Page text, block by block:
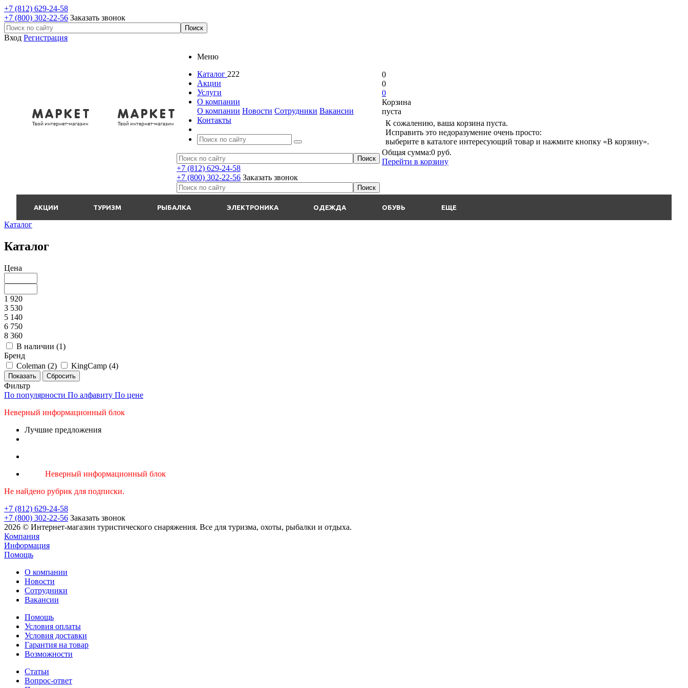
+7 (812) 629-24-58
+7 (800) 302-22-56 Заказать звонок
Вход Регистрация
Меню
Каталог 222
Акции
Услуги
О компании
О компании Новости Сотрудники Вакансии
Контакты
+7 (812) 629-24-58
+7 (800) 302-22-56 Заказать звонок
0
0
0
Корзина
пуста
К сожалению, ваша корзина пуста.
Исправить это недоразумение очень просто:
выберите в каталоге интересующий товар и нажмите кнопку «В корзину».
Общая сумма:0 руб.
Перейти в корзину
АКЦИИ ТУРИЗМ РЫБАЛКА ЭЛЕКТРОНИКА ОДЕЖДА ОБУВЬ ЕЩЕ
Каталог
Каталог
Цена
1 920
3 530
5 140
6 750
8 360
В наличии (1)
Бренд
Coleman (2) KingCamp (4)
Фильтр
По популярности По алфавиту По цене
Неверный информационный блок
Лучшие предложения
Неверный информационный блок
Не найдено рубрик для подписки.
+7 (812) 629-24-58
+7 (800) 302-22-56 Заказать звонок
2026 © Интернет-магазин туристического снаряжения. Все для туризма, охоты, рыбалки и отдыха.
Компания
Информация
Помощь
О компании
Новости
Сотрудники
Вакансии
Помощь
Условия оплаты
Условия доставки
Гарантия на товар
Возможности
Статьи
Вопрос-ответ